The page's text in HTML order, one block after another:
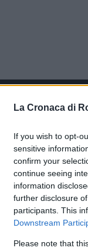
La Cronaca di
If you wish to opt-
sensitive
confirm your
continue seeing
information
further disclosure
participants. This
Downstream
Please note that